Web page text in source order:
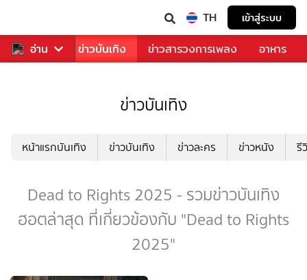
TH เข้าสู่ระบบ
อ่าน
ฬา ข่าว ข่าวบันเทิง ข่าวสารวงการเพลง อาหาร
ข่าวบันเทิง
หน้าแรกบันเทิง ข่าวบันเทิง ข่าวละคร ข่าวหนัง รี
Dead to Rights 2025 - รวมข่าวบันเทิง
ฮอตล่าสุด ที่เกี่ยวข้องกับ "Dead to Rights
2025"